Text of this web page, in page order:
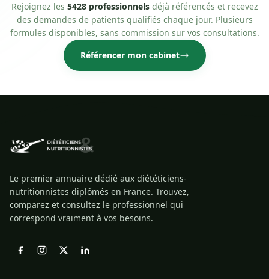
Rejoignez les 5428 professionnelsdéjà référencés et recevez
des demandes de patients qualifiés chaque jour. Plusieurs
formules disponibles, sans commission sur vos consultations.
Référencer mon cabinet
Le premier annuaire dédié aux diététiciens-
nutritionnistes diplômés en France. Trouvez,
comparez et consultez le professionnel qui
correspond vraiment à vos besoins.